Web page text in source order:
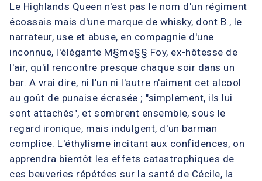
Le Highlands Queen n'est pas le nom d'un régiment
écossais mais d'une marque de whisky, dont B., le
narrateur, use et abuse, en compagnie d'une
inconnue, l'élégante M§me§§ Foy, ex-hôtesse de
l'air, qu'il rencontre presque chaque soir dans un
bar. A vrai dire, ni l'un ni l'autre n'aiment cet alcool
au goût de punaise écrasée ; "simplement, ils lui
sont attachés", et sombrent ensemble, sous le
regard ironique, mais indulgent, d'un barman
complice. L'éthylisme incitant aux confidences, on
apprendra bientôt les effets catastrophiques de
ces beuveries répétées sur la santé de Cécile, la